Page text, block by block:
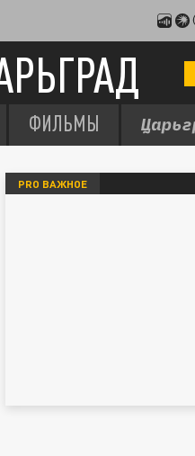
ФИЛЬМЫ
PRO ВАЖНОЕ